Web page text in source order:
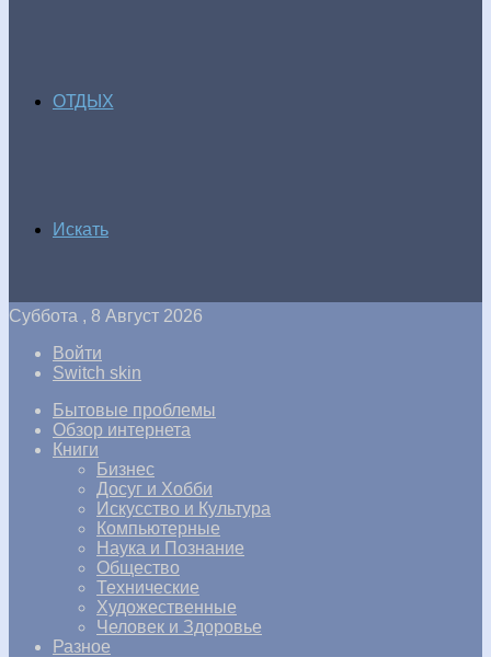
ОТДЫХ
Искать
Суббота , 8 Август 2026
Войти
Switch skin
Бытовые проблемы
Обзор интернета
Книги
Бизнес
Досуг и Хобби
Искусство и Культура
Компьютерные
Наука и Познание
Общество
Технические
Художественные
Человек и Здоровье
Разное